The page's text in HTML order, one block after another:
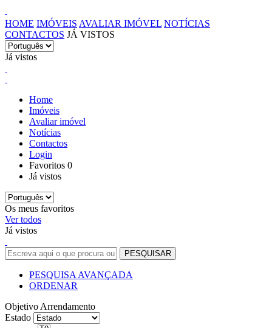
HOME IMÓVEIS AVALIAR IMÓVEL NOTÍCIAS
CONTACTOS JÁ VISTOS
Já vistos
Home
Imóveis
Avaliar imóvel
Notícias
Contactos
Login
Favoritos 0
Já vistos
Os meus favoritos
Ver todos
Já vistos
PESQUISA AVANÇADA
ORDENAR
Objetivo Arrendamento
Estado